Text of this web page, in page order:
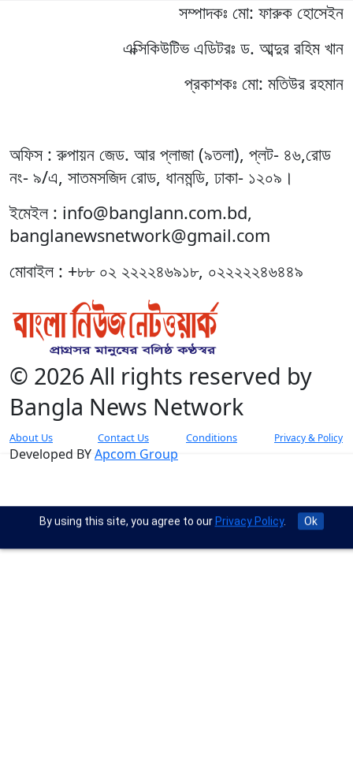
সম্পাদকঃ মো: ফারুক হোসেইন
এক্সিকিউটিভ এডিটরঃ ড. আব্দুর রহিম খান
প্রকাশকঃ মো: মতিউর রহমান
অফিস : রুপায়ন জেড. আর প্লাজা (৯তলা), প্লট- ৪৬,রোড
নং- ৯/এ, সাতমসজিদ রোড, ধানমন্ডি, ঢাকা- ১২০৯।
ইমেইল : info@banglann.com.bd,
banglanewsnetwork@gmail.com
মোবাইল : +৮৮ ০২ ২২২২৪৬৯১৮, ০২২২২২৪৬৪৪৯
© 2026 All rights reserved by
Bangla News Network
About Us Contact Us Conditions Privacy & Policy
Developed BYApcom Group
By using this site, you agree to our Privacy Policy. Ok